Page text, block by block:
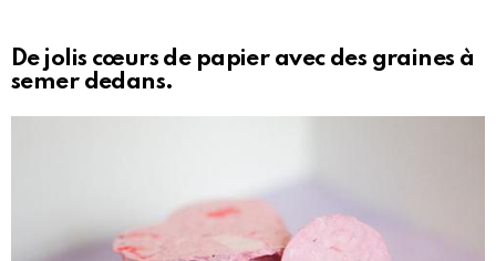
De jolis cœurs de papier avec des graines à
semer dedans.